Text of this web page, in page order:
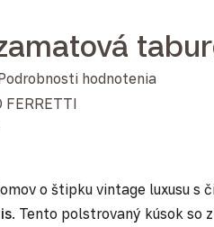
produktu je 0,0 z 5 hviezdičiek.
hodnotenia
FERRETTI
o štipku vintage luxusu s
. Tento polstrovaný kúsok so